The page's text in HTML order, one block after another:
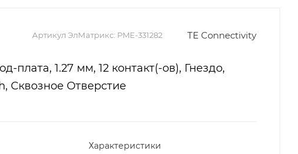
Артикул ЭлМатрикс: PME-331282 TE Connectivity
плата, 1.27 мм, 12 контакт(-ов), Гнездо,
Сквозное Отверстие
Характеристики